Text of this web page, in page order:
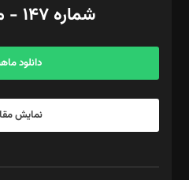
آگهی و مشترکین: ۰۹۱۹۹۹۹۰۴۵۴
شماره ۱۴۷ - مرداد ۱۴۰۵
دانلود
نمایش